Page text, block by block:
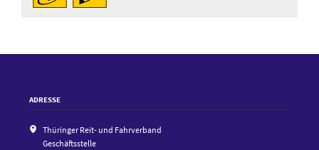
ADRESSE
Thüringer Reit- und Fahrverband
Geschäftsstelle